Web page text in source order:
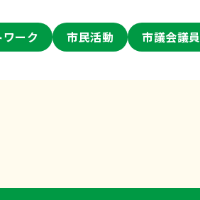
ーク 市民活動 市議会議員